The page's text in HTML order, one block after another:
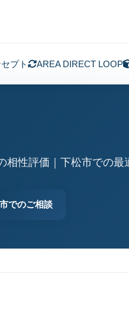
プト AREA DIRECT LOOP
相性評価｜下松市での最
でのご相談